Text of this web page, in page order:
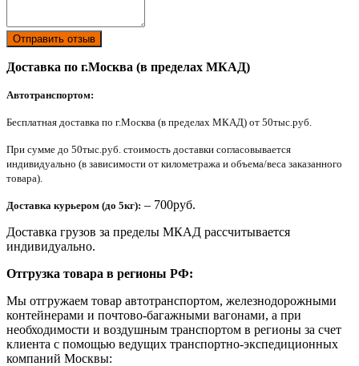
Отправить отзыв
Доставка по г.Москва (в пределах МКАД)
Автотранспортом:
Бесплатная доставка по г.Москва (в пределах МКАД) от 50тыс.руб.
При сумме до 50тыс.руб. стоимость доставки согласовывается
индивидуально (в зависимости от километража и объема/веса заказанного
товара).
Доставка курьером (до 5кг): – 700руб.
Доставка грузов за пределы МКАД рассчитывается
индивидуально.
Отгрузка товара в регионы РФ:
Мы отгружаем товар автотранспортом, железнодорожными
контейнерами и почтово-багажными вагонами, а при
необходимости и воздушным транспортом в регионы за счет
клиента с помощью ведущих транспортно-экспедиционных
компаний Москвы: